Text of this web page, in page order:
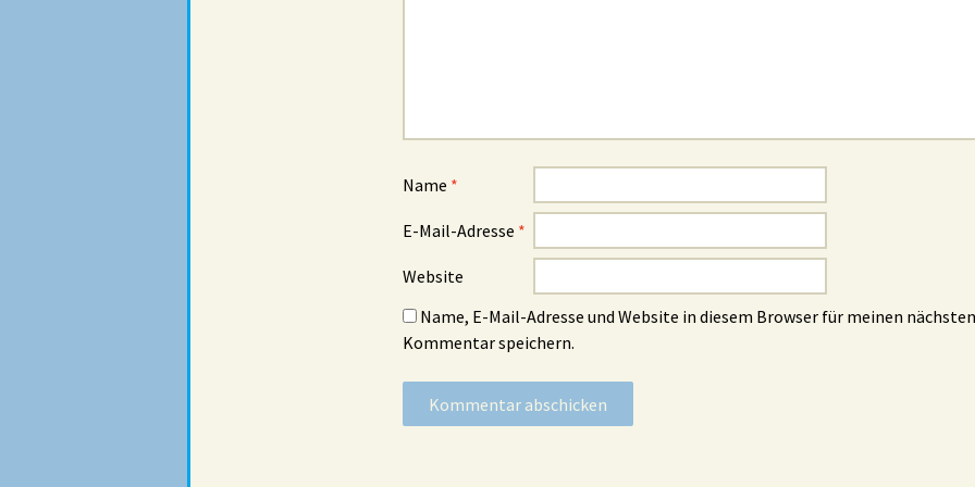
Name *
E-Mail-Adresse *
Website
Name, E-Mail-Adresse und Website in diesem Browser für meinen nächsten
Kommentar speichern.